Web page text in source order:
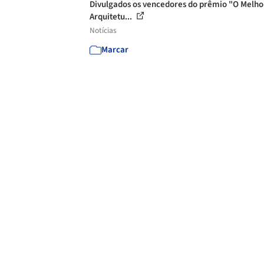
Divulgados os vencedores do prêmio "O
Arquitetu...
Notícias
Marcar